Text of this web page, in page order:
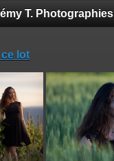
T. Photographies
lot